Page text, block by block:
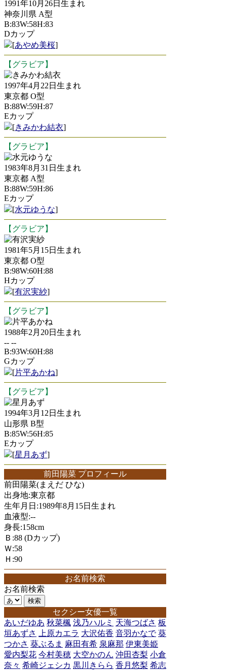
1991年10月26日生まれ
神奈川県 A型
B:83W:58H:83
Dカップ
[あやめ美桜]
【グラビア】
きみかわ結衣
1997年4月22日生まれ
東京都 O型
B:88W:59H:87
Eカップ
[きみかわ結衣]
【グラビア】
水元ゆうな
1983年8月31日生まれ
東京都 A型
B:88W:59H:86
Eカップ
[水元ゆうな]
【グラビア】
有沢実紗
1981年5月15日生まれ
東京都 O型
B:98W:60H:88
Hカップ
[有沢実紗]
【グラビア】
片平あかね
1988年2月20日生まれ
-- --
B:93W:60H:88
Gカップ
[片平あかね]
【グラビア】
星月あず
1994年3月12日生まれ
山形県 B型
B:85W:56H:85
Eカップ
[星月あず]
前田陽菜 プロフィール
前田陽菜(まえだ ひな)
出身地:東京都
生年月日:1989年8月15日生まれ
血液型:--
身長:158cm
Ｂ:88 (Dカップ)
Ｗ:58
Ｈ:90
お名前検索
お名前検索
セクシー女優一覧
あいだゆあ 秋菜楓 浅乃ハルミ 天海つばさ 板
垣あずさ
上原カエラ 大沢佑香 音羽かなで 葵
つかさ 葵ぶるま 麻田有希 泉麻那 伊東美姫
愛内梨花 今村美穂 大空かのん 沖田杏梨 小倉
奈々 希崎ジェシカ 黒川きらら 香月悠梨 希志